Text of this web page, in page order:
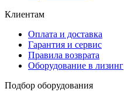
Клиентам
Оплата и доставка
Гарантия и сервис
Правила возврата
Оборудование в лизинг
Подбор оборудования